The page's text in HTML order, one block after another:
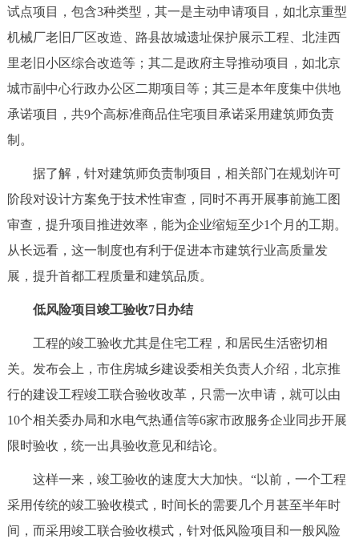
绿色北京 图说北京 视频北京
多语种
ENGLISH 한국어 日本語
ESPAÑOL العربية PORTUGUÊS
试点项目，包含3种类型，其一是主动申请项目，如北京重型
机械厂老旧厂区改造、路县故城遗址保护展示工程、北洼西
里老旧小区综合改造等；其二是政府主导推动项目，如北京
城市副中心行政办公区二期项目等；其三是本年度集中供地
承诺项目，共9个高标准商品住宅项目承诺采用建筑师负责
制。
据了解，针对建筑师负责制项目，相关部门在规划许可
阶段对设计方案免于技术性审查，同时不再开展事前施工图
审查，提升项目推进效率，能为企业缩短至少1个月的工期。
从长远看，这一制度也有利于促进本市建筑行业高质量发
展，提升首都工程质量和建筑品质。
低风险项目竣工验收7日办结
工程的竣工验收尤其是住宅工程，和居民生活密切相
关。发布会上，市住房城乡建设委相关负责人介绍，北京推
行的建设工程竣工联合验收改革，只需一次申请，就可以由
10个相关委办局和水电气热通信等6家市政服务企业同步开展
限时验收，统一出具验收意见和结论。
这样一来，竣工验收的速度大大加快。“以前，一个工程
采用传统的竣工验收模式，时间长的需要几个月甚至半年时
间，而采用竣工联合验收模式，针对低风险项目和一般风险